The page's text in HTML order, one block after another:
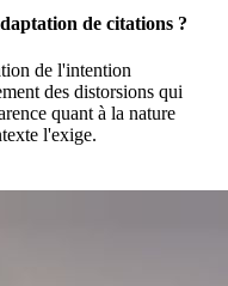
de citations ?
de l'intention
des distorsions qui
quant à la nature
l'exige.